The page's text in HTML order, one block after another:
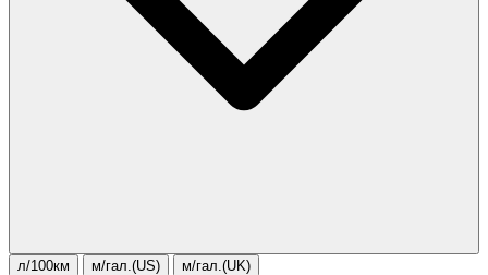
л/100км м/гал.(US) м/гал.(UK)